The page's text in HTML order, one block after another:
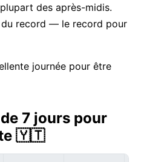
des après-midis.
record — le record pour
journée pour être
7 jours pour
🇾🇹